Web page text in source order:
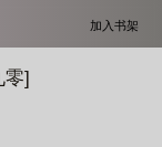
加入书架
零]